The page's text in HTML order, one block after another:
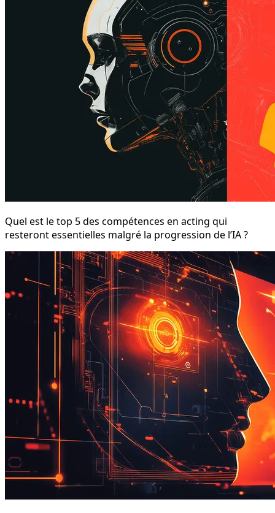
Quel est le top 5 des compétences en acting qui
resteront essentielles malgré la progression de l’IA ?